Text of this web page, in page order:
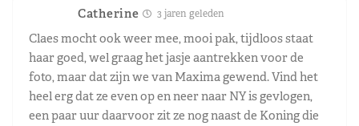
Catherine 3 jaren geleden
Claes mocht ook weer mee, mooi pak, tijdloos staat
haar goed, wel graag het jasje aantrekken voor de
foto, maar dat zijn we van Maxima gewend. Vind het
heel erg dat ze even op en neer naar NY is gevlogen,
een paar uur daarvoor zit ze nog naast de Koning die